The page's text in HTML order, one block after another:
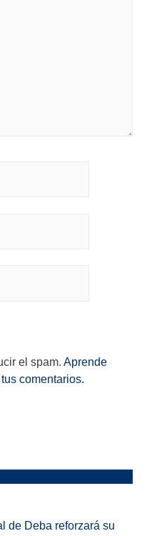
el spam. Aprende
comentarios.
de Deba reforzará su